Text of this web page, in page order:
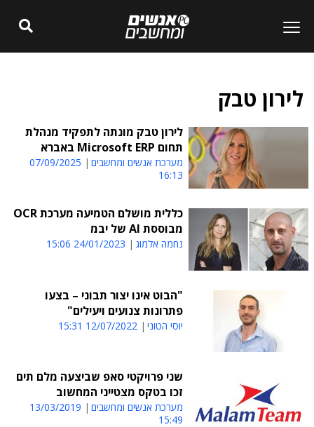
לירון טבק
לירון טבק מונתה לתפקיד מנהלת
תחום Microsoft ERP באברא
מערכת אנשים ומחשבים
07/09/2025
16:13
כללית מושלם הטמיעה מערכת OCR
מבוססת AI של יבמ
נחמה אלמוג 24/01/2023 15:06
"הבוט אינו יצור תבוני – בצעו
פתרונות צנועים ויעילים"
יוסי הטוני 12/07/2022 15:31
שני פרויקטי סאפ שביצעה מלם תים
זכו בטקס מצטייני המחשוב
מערכת אנשים ומחשבים
13/03/2019
15:49